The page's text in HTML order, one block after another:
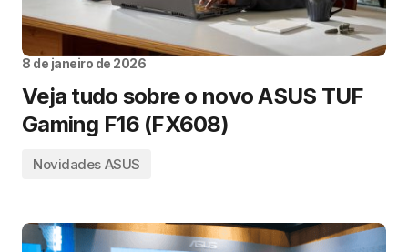
8 de janeiro de 2026
Veja tudo sobre o novo ASUS TUF
Gaming F16 (FX608)
Novidades ASUS